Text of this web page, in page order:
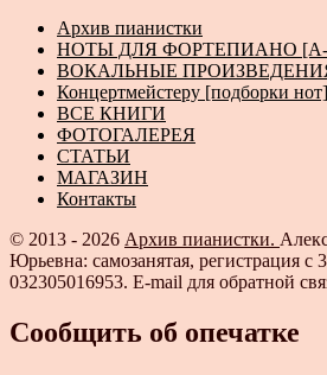
Архив пианистки
НОТЫ ДЛЯ ФОРТЕПИАНО
ВОКАЛЬНЫЕ
Концертмейстеру [подборки нот]
ВСЕ КНИГИ
ФОТОГАЛЕРЕЯ
СТАТЬИ
МАГАЗИН
Контакты
© 2013 - 2026 Архив пианистки.
Юрьевна: самозанятая, регистрация
032305016953. E-mail для обратной
Сообщить об опечатке